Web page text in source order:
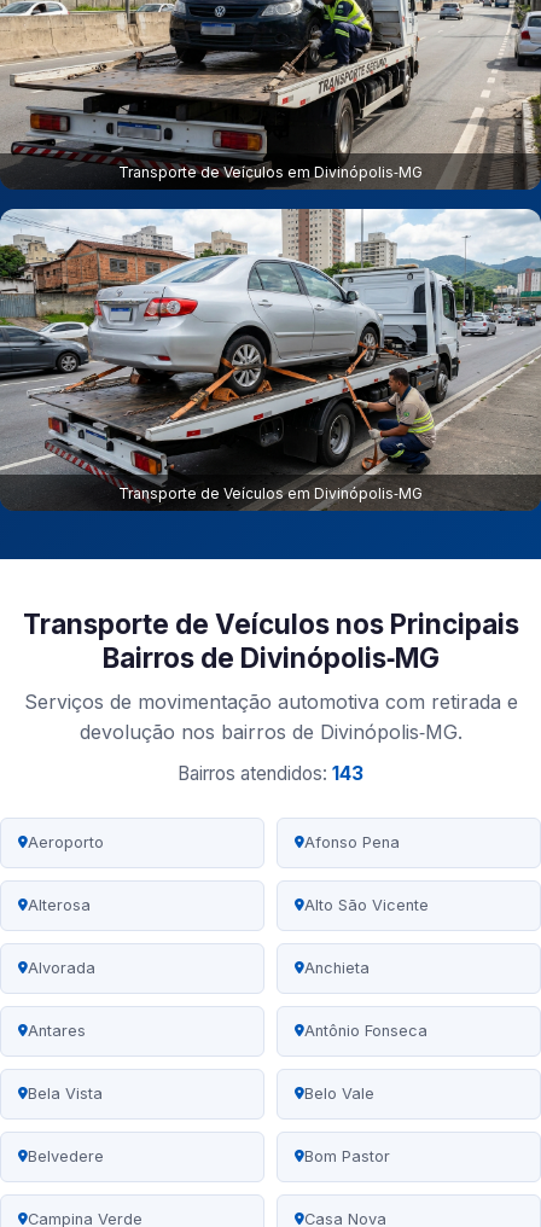
Transporte de Veículos em Divinópolis‑MG
Transporte de Veículos em Divinópolis‑MG
Transporte de Veículos nos Principais
Bairros de Divinópolis‑MG
Serviços de movimentação automotiva com retirada e
devolução nos bairros de Divinópolis‑MG.
Bairros atendidos: 143
Aeroporto Afonso Pena
Alterosa Alto São Vicente
Alvorada Anchieta
Antares Antônio Fonseca
Bela Vista Belo Vale
Belvedere Bom Pastor
Campina Verde Casa Nova